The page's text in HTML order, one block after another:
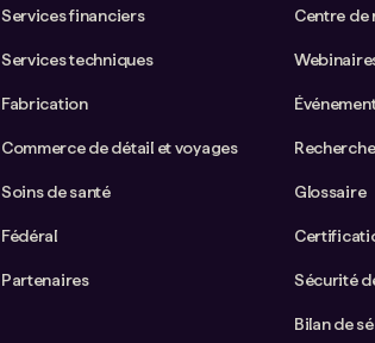
Services financiers
Services techniques
Fabrication
Commerce de détail et voyages
Soins de santé
Fédéral
Partenaires
Centre de
Glossaire
Sécurité
Bilan de